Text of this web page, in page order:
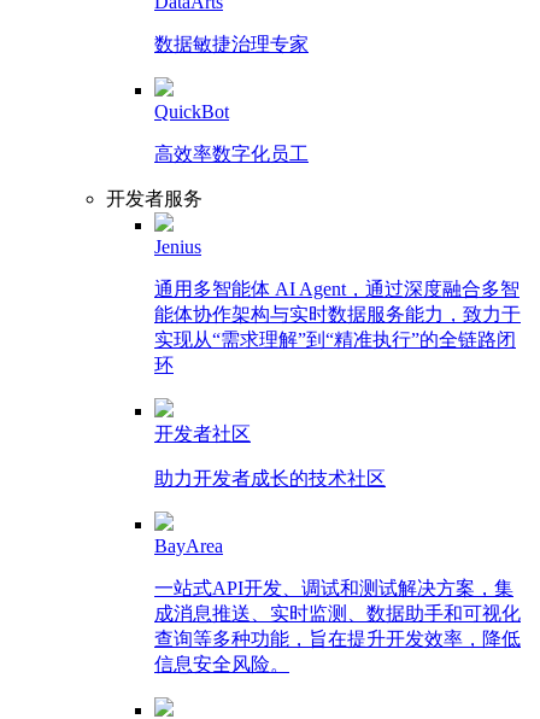
数据敏捷治理专家
QuickBot
高效率数字化员工
开发者服务
Jenius
通用多智能体 AI Agent，通过深度融合多智
能体协作架构与实时数据服务能力，致力于
实现从“需求理解”到“精准执行”的全链路闭
环
开发者社区
助力开发者成长的技术社区
BayArea
一站式API开发、调试和测试解决方案，集
成消息推送、实时监测、数据助手和可视化
查询等多种功能，旨在提升开发效率，降低
信息安全风险。